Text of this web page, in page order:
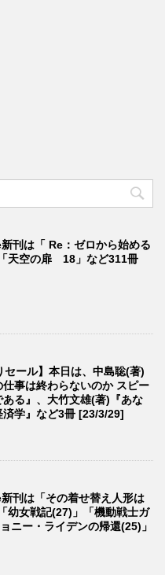
刊は「 Re：ゼロから始める
天空の扉 18」など311冊
セール】本日は、中島聡(著)
仕事は終わらないのか スピー
ある』、大竹文雄(著)『あな
済学』など3冊 [23/3/29]
刊は「その着せ替え人形は
幼女戦記(27)」「機動戦士ガ
ニー・ライデンの帰還(25)」